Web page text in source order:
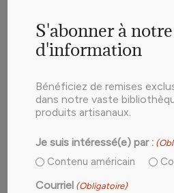
S'abonner à
d'information
Bénéficiez de remises
dans notre vaste
produits artisanaux.
Je suis intéressé(e) par :
Contenu américain
Courriel (Obligatoire)